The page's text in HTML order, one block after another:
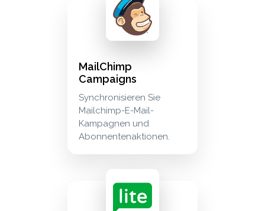
mailchimp campaigns synchronisieren sie
MailChimp
Campaigns
Synchronisieren Sie
Mailchimp-E-Mail-
Kampagnen und
Abonnentenaktionen.
mailerlite verknüpfen sie die kontakte und